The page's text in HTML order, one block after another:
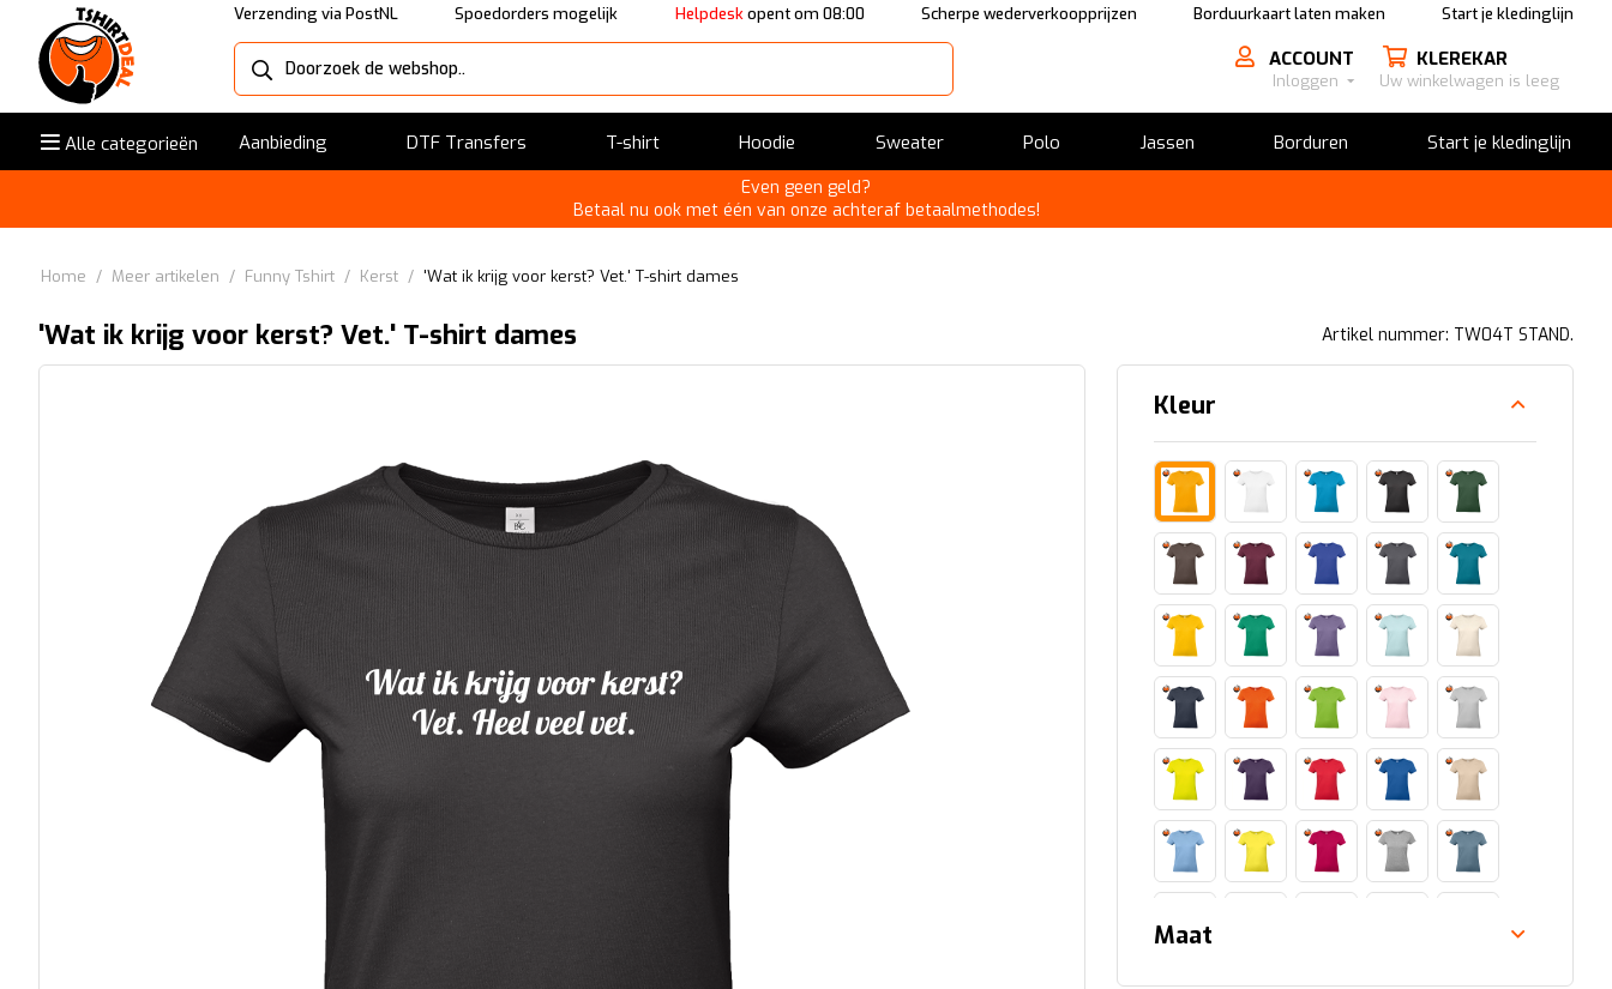
Verzending via PostNL Spoedorders mogelijk Helpdeskopent om 08:00 Scherpe wederverkoopprijzen Borduurkaart laten maken Start je kledinglijn
ACCOUNT
Inloggen
KLEREKAR
Uw winkelwagen is leeg
Alle categorieën Aanbieding DTF Transfers T-shirt Hoodie Sweater Polo Jassen Borduren Start je kledinglijn
Even geen geld?
Betaal nu ook met één van onze achteraf betaalmethodes!
Home / Meer artikelen / Funny Tshirt / Kerst / 'Wat ik krijg voor kerst? Vet.' T-shirt dames
'Wat ik krijg voor kerst? Vet.' T-shirt dames Artikel nummer: TW04T STAND.
Kleur
Maat